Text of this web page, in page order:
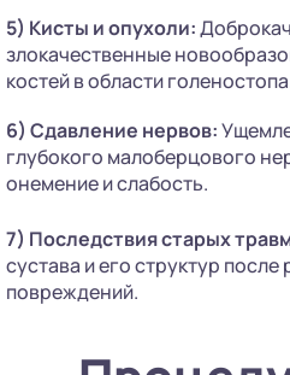
5) Кисты и опухоли:
злокачественные
костей в области
6) Сдавление нервов:
глубокого малоберцового
онемение и слабость.
7) Последствия старых
сустава и его структур
повреждений.